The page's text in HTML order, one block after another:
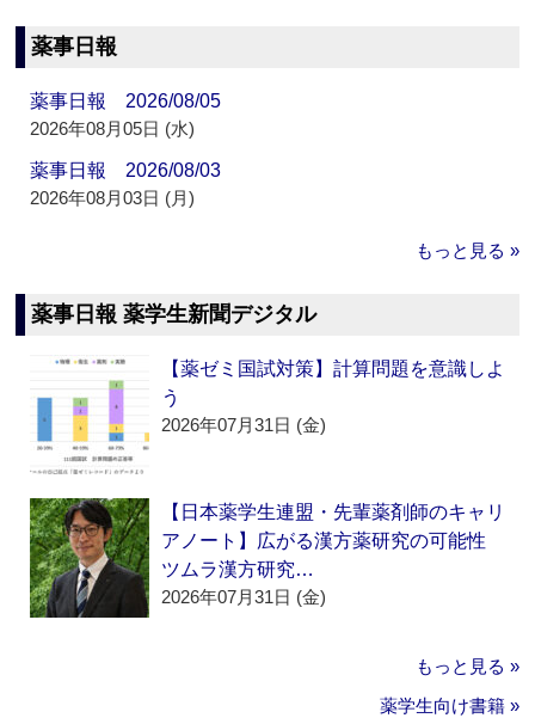
薬事日報
薬事日報 2026/08/05
2026年08月05日 (水)
薬事日報 2026/08/03
2026年08月03日 (月)
もっと見る »
薬事日報 薬学生新聞デジタル
【薬ゼミ国試対策】計算問題を意識しよ
う
2026年07月31日 (金)
【日本薬学生連盟・先輩薬剤師のキャリ
アノート】広がる漢方薬研究の可能性
ツムラ漢方研究…
2026年07月31日 (金)
もっと見る »
薬学生向け書籍 »